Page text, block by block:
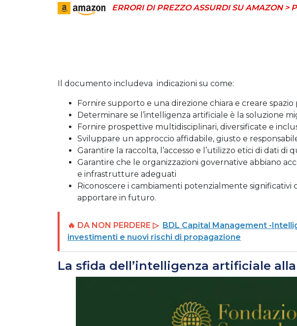
ERRORI DI PREZZO ASSURDI SU AMAZON >
Il documento includeva indicazioni su come:
Fornire supporto e una direzione chiara e creare
Determinare se l’intelligenza artificiale è la soluzione
Fornire prospettive multidisciplinari, diversificate e
Sviluppare un approccio affidabile, giusto e
Garantire la raccolta, l’accesso e l’utilizzo etici di dati di
Garantire che le organizzazioni governative abbiano
e infrastrutture adeguati
Riconoscere i cambiamenti potenzialmente
apportare in futuro.​
🔥 DA NON PERDERE ▷ BDL Capital Management -
investimenti e nuovi rischi di propagazione
La sfida dell’intelligenza artificiale